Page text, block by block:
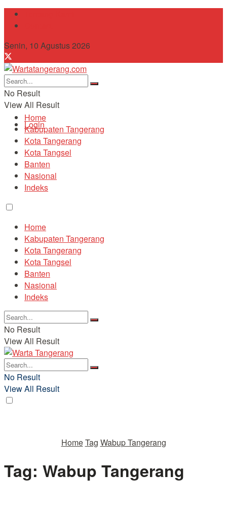
Senin, 10 Agustus 2026
No Result
View All Result
Login
Home
Kabupaten Tangerang
Kota Tangerang
Kota Tangsel
Banten
Nasional
Indeks
Home
Kabupaten Tangerang
Kota Tangerang
Kota Tangsel
Banten
Nasional
Indeks
No Result
View All Result
No Result
View All Result
HomeTag Wabup Tangerang
Tag: Wabup Tangerang